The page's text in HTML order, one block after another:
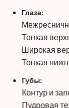
Глаза:
Тонкая
Широкая
Тонкая
Губы:
Контур и
Пудровая